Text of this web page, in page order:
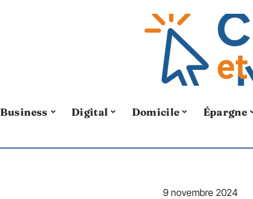
Business Digital Domicile Épargne
9 novembre 2024